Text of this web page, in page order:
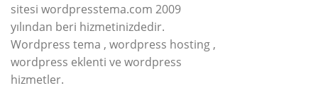
sitesi wordpresstema.com 2009
yılından beri hizmetinizdedir.
Wordpress tema , wordpress hosting ,
wordpress eklenti ve wordpress
hizmetler.